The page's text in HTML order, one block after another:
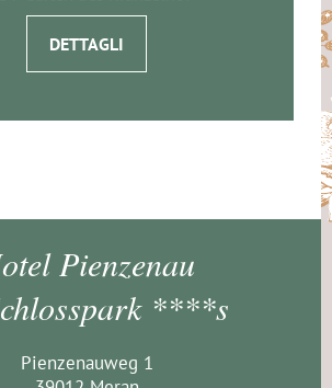
DETTAGLI
Pienzenau
****s
Pienzenauweg 1